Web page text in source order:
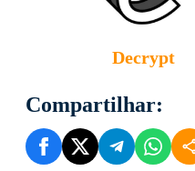
Decrypt
Compartilhar: